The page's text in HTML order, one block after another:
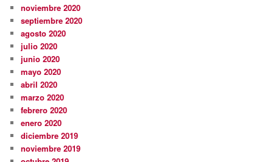
noviembre 2020
septiembre 2020
agosto 2020
julio 2020
junio 2020
mayo 2020
abril 2020
marzo 2020
febrero 2020
enero 2020
diciembre 2019
noviembre 2019